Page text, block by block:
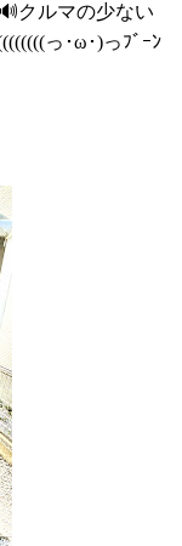
クルマの少ない
っ･ω･)っﾌﾞｰﾝ